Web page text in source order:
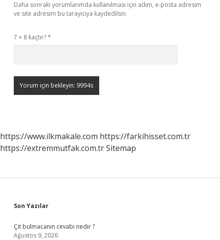
Daha sonraki yorumlarımda kullanılması için adım, e-posta adresim
ve site adresim bu tarayıcıya kaydedilsin.
7 + 8 kaçtır?*
https://www.ilkmakale.com https://farkihisset.com.tr
https://extremmutfak.com.trSitemap
Sidebar
Son Yazılar
Çit bulmacanın cevabı nedir ?
Ağustos 9, 2026